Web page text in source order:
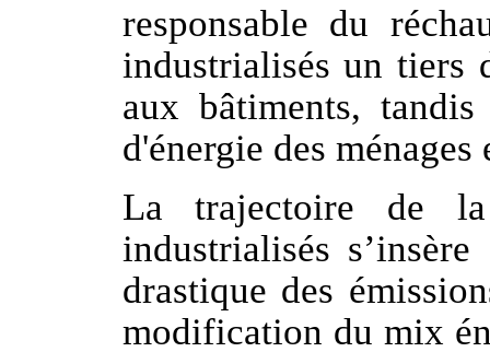
responsable du
industrialisés un tiers
aux bâtiments,
d'énergie des
La trajectoire de la
industrialisés
drastique des
modification du mix